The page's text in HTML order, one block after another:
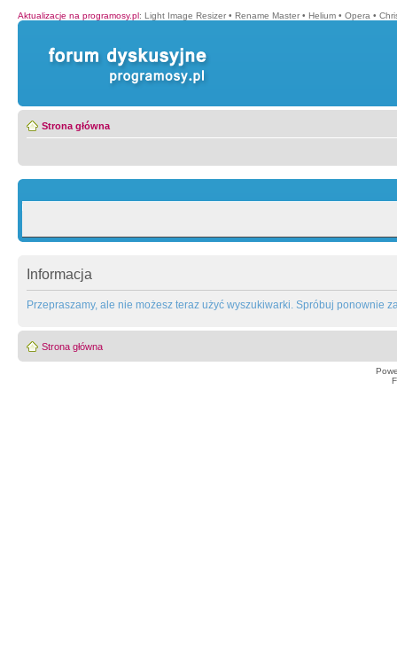
Aktualizacje na programosy.pl: Light Image Resizer • Rename Master • Helium • Opera •
Strona główna
Informacja
Przepraszamy, ale nie możesz teraz użyć wyszukiwarki. Spróbuj ponownie
Strona główna